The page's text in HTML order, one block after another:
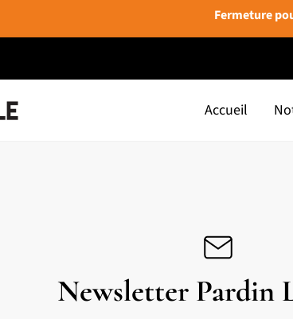
Fermeture
Accueil
Newsletter Pardin